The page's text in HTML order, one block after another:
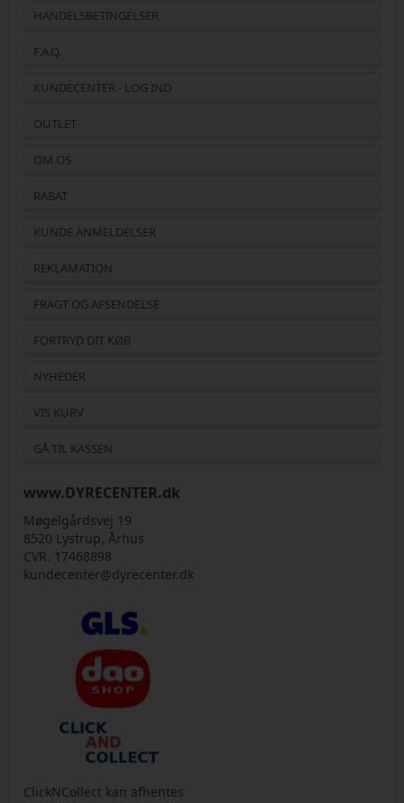
HANDELSBETINGELSER
F.A.Q.
KUNDECENTER - LOG IND
OUTLET
OM OS
RABAT
KUNDE ANMELDELSER
REKLAMATION
FRAGT OG AFSENDELSE
FORTRYD DIT KØB
NYHEDER
VIS KURV
GÅ TIL KASSEN
www.DYRECENTER.dk
Møgelgårdsvej 19
8520 Lystrup, Århus
CVR. 17468898
kundecenter@dyrecenter.dk
ClickNCollect kan afhentes